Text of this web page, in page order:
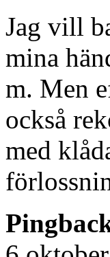
Jag vill
mina
m. Men
också
med